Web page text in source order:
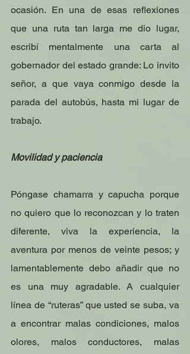
ocasión. En una de esas reflexiones
que una ruta tan larga me dio lugar,
escribí mentalmente una carta al
gobernador del estado grande: Lo invito
señor, a que vaya conmigo desde la
parada del autobús, hasta mi lugar de
trabajo.
Movilidad y paciencia
Póngase chamarra y capucha porque
no quiero que lo reconozcan y lo traten
diferente, viva la experiencia, la
aventura por menos de veinte pesos; y
lamentablemente debo añadir que no
es una muy agradable. A cualquier
línea de “ruteras” que usted se suba, va
a encontrar malas condiciones, malos
olores, malos conductores, malas